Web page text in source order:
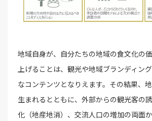
地域自身が、自分たちの地域の食文化の
上げることは、観光や地域ブランディン
なコンテンツとなりえます。その結果、
生まれるとともに、外部からの観光客の
化（地産地消）、交流人口の増加の両面